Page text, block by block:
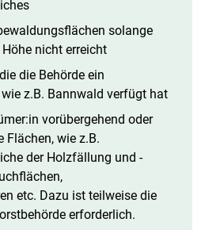
solange
nicht erreicht
die Behörde ein
z.B. Bannwald verfügt hat
vorübergehend oder
Flächen, wie z.B.
der Holzfällung und -
etc. Dazu ist teilweise die
erforderlich.